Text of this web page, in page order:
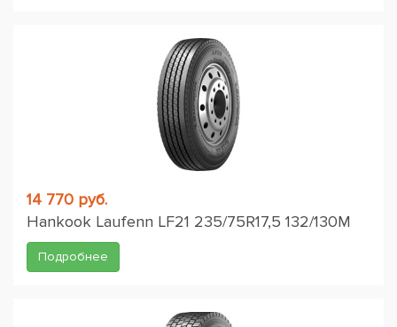
14 770 руб.
Hankook Laufenn LF21 235/75R17,5 132/130M
Подробнее